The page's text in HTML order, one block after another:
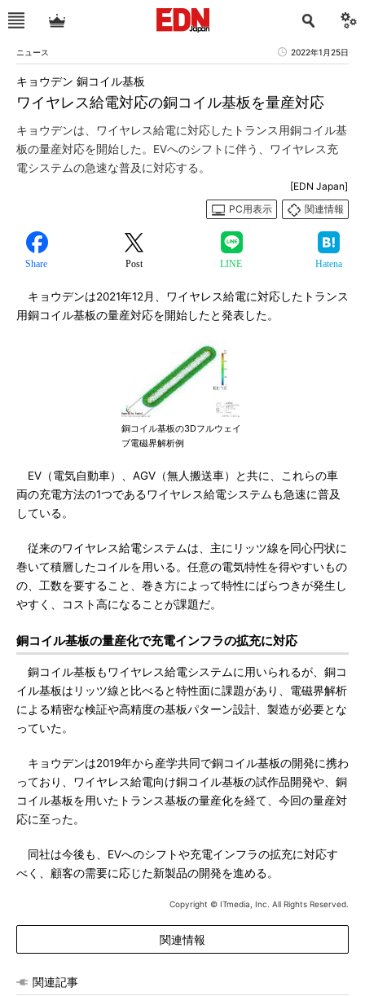
ニュース 2022年1月25日
ワイヤレス給電対応の銅コイル基板を量産対応
キョウデン 銅コイル基板
キョウデンは、ワイヤレス給電に対応したトランス用銅コイル基
板の量産対応を開始した。EVへのシフトに伴う、ワイヤレス充
電システムの急速な普及に対応する。
[EDN Japan]
PC用表示
関連情報
Share Post LINE Hatena
キョウデンは2021年12月、ワイヤレス給電に対応したトランス
用銅コイル基板の量産対応を開始したと発表した。
銅コイル基板の3Dフルウェイ
ブ電磁界解析例
EV（電気自動車）、AGV（無人搬送車）と共に、これらの車
両の充電方法の1つであるワイヤレス給電システムも急速に普及
している。
従来のワイヤレス給電システムは、主にリッツ線を同心円状に
巻いて積層したコイルを用いる。任意の電気特性を得やすいもの
の、工数を要すること、巻き方によって特性にばらつきが発生し
やすく、コスト高になることが課題だ。
銅コイル基板の量産化で充電インフラの拡充に対応
銅コイル基板もワイヤレス給電システムに用いられるが、銅コ
イル基板はリッツ線と比べると特性面に課題があり、電磁界解析
による精密な検証や高精度の基板パターン設計、製造が必要とな
っていた。
キョウデンは2019年から産学共同で銅コイル基板の開発に携わ
っており、ワイヤレス給電向け銅コイル基板の試作品開発や、銅
コイル基板を用いたトランス基板の量産化を経て、今回の量産対
応に至った。
同社は今後も、EVへのシフトや充電インフラの拡充に対応す
べく、顧客の需要に応じた新製品の開発を進める。
Copyright © ITmedia, Inc. All Rights Reserved.
関連情報
関連記事